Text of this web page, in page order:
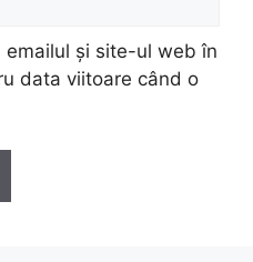
emailul și site-ul web în
data viitoare când o